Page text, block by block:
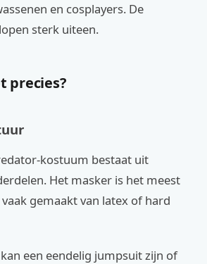
en cosplayers. De
sterk uiteen.
precies?
kostuum bestaat uit
Het masker is het meest
gemaakt van latex of hard
een eendelig jumpsuit zijn of